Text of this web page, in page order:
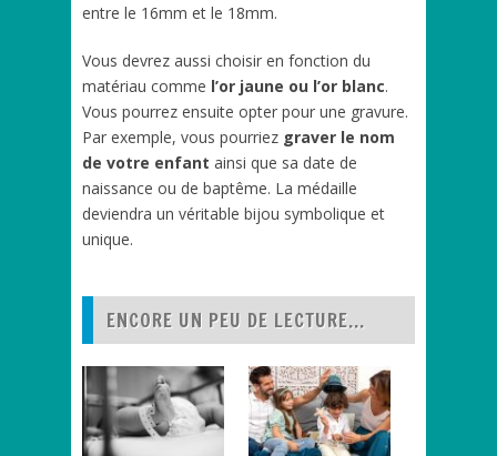
entre le 16mm et le 18mm.
Vous devrez aussi choisir en fonction du
matériau comme l’or jaune ou l’or blanc.
Vous pourrez ensuite opter pour une gravure.
Par exemple, vous pourriez graver le nom
de votre enfant ainsi que sa date de
naissance ou de baptême. La médaille
deviendra un véritable bijou symbolique et
unique.
ENCORE UN PEU DE LECTURE...